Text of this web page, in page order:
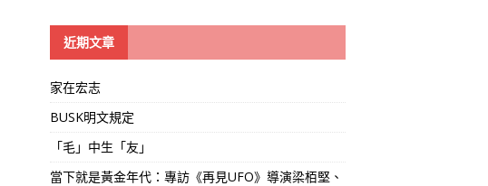
線
近期文章
家在宏志
BUSK明文規定
「毛」中生「友」
當下就是黃金年代：專訪《再見UFO》導演梁栢堅、